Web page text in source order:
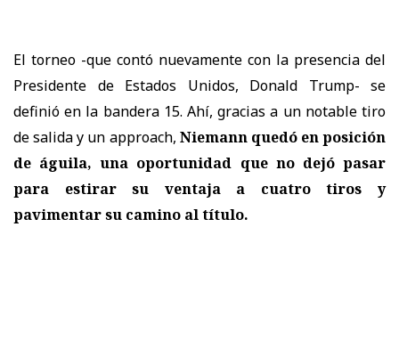
El torneo -que contó nuevamente con la presencia del
Presidente de Estados Unidos, Donald Trump- se
definió en la bandera 15. Ahí, gracias a un notable tiro
de salida y un approach, Niemann quedó en posición
de águila, una oportunidad que no dejó pasar
para estirar su ventaja a cuatro tiros y
pavimentar su camino al título.